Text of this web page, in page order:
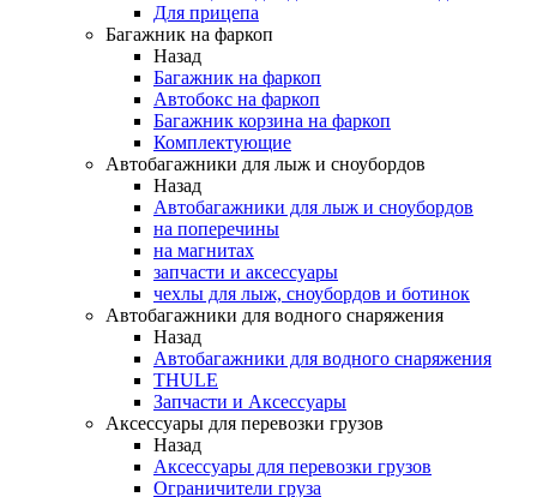
Для прицепа
Багажник на фаркоп
Назад
Багажник на фаркоп
Автобокс на фаркоп
Багажник корзина на фаркоп
Комплектующие
Автобагажники для лыж и сноубордов
Назад
Автобагажники для лыж и сноубордов
на поперечины
на магнитах
запчасти и аксессуары
чехлы для лыж, сноубордов и ботинок
Автобагажники для водного снаряжения
Назад
Автобагажники для водного снаряжения
THULE
Запчасти и Аксессуары
Аксессуары для перевозки грузов
Назад
Аксессуары для перевозки грузов
Ограничители груза